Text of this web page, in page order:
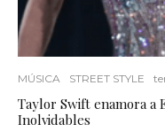
MÚSICA STREET STYLE
Taylor Swift enamora a
Inolvidables